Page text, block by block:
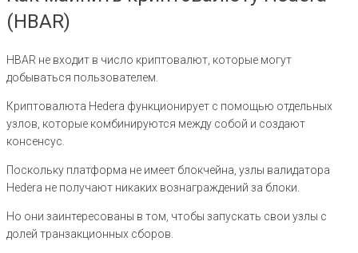
(HBAR)
HBAR не входит в число криптовалют, которые могут
добываться пользователем.
Криптовалюта Hedera функционирует с помощью отдельных
узлов, которые комбинируются между собой и создают
консенсус.
Поскольку платформа не имеет блокчейна, узлы валидатора
Hedera не получают никаких вознаграждений за блоки.
Но они заинтересованы в том, чтобы запускать свои узлы с
долей транзакционных сборов.